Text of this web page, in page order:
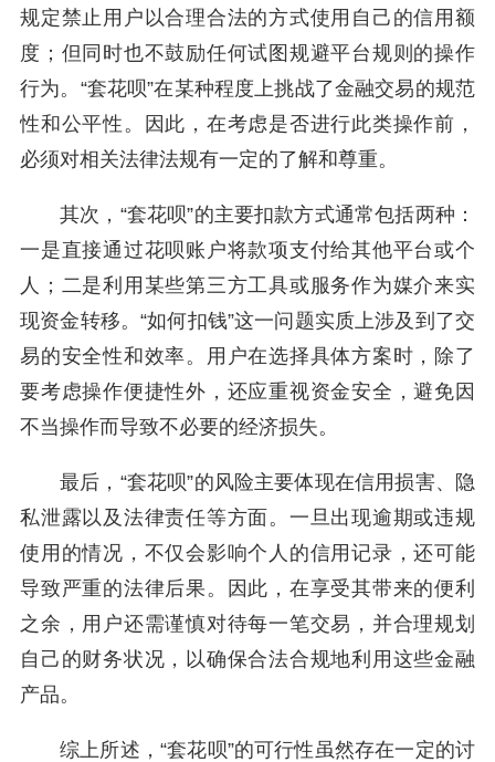
规定禁止用户以合理合法的方式使用自己的信用额
度；但同时也不鼓励任何试图规避平台规则的操作
行为。“套花呗”在某种程度上挑战了金融交易的规范
性和公平性。因此，在考虑是否进行此类操作前，
必须对相关法律法规有一定的了解和尊重。
其次，“套花呗”的主要扣款方式通常包括两种：
一是直接通过花呗账户将款项支付给其他平台或个
人；二是利用某些第三方工具或服务作为媒介来实
现资金转移。“如何扣钱”这一问题实质上涉及到了交
易的安全性和效率。用户在选择具体方案时，除了
要考虑操作便捷性外，还应重视资金安全，避免因
不当操作而导致不必要的经济损失。
最后，“套花呗”的风险主要体现在信用损害、隐
私泄露以及法律责任等方面。一旦出现逾期或违规
使用的情况，不仅会影响个人的信用记录，还可能
导致严重的法律后果。因此，在享受其带来的便利
之余，用户还需谨慎对待每一笔交易，并合理规划
自己的财务状况，以确保合法合规地利用这些金融
产品。
综上所述，“套花呗”的可行性虽然存在一定的讨